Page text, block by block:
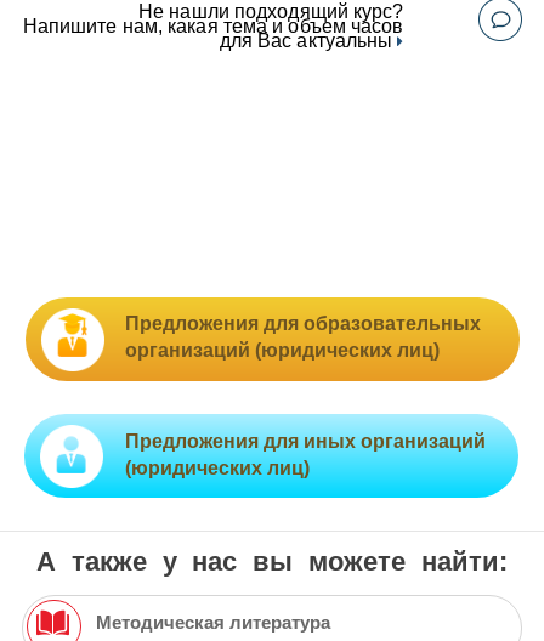
Не нашли подходящий курс?
Напишите нам, какая тема и объем часов
для Вас актуальны
Предложения для образовательных
организаций (юридических лиц)
Предложения для иных организаций
(юридических лиц)
А также у нас вы можете найти:
Методическая литература